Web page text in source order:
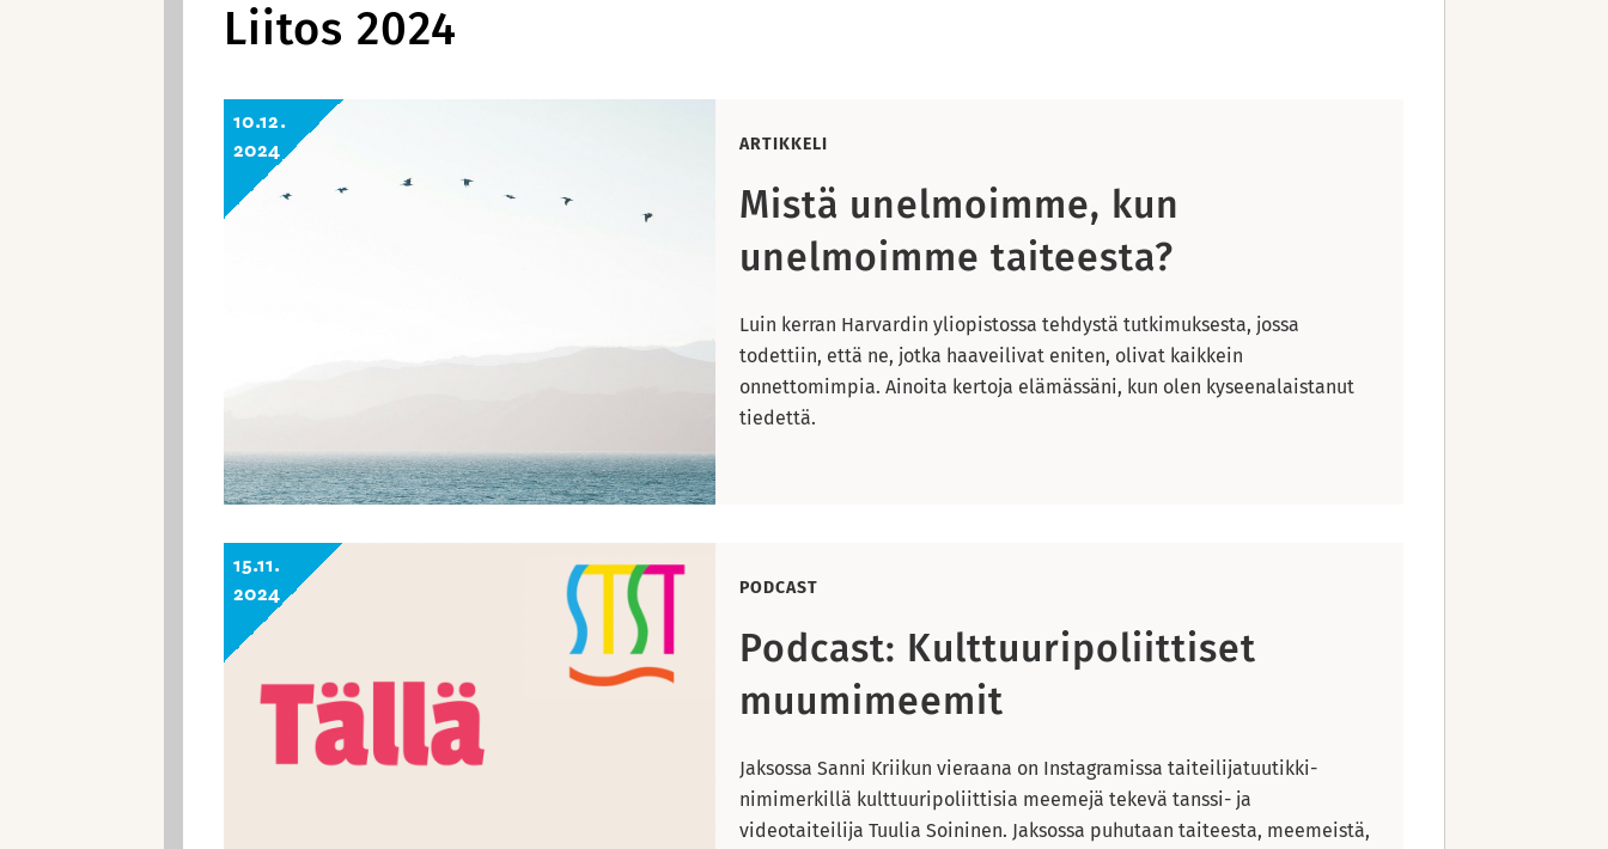
Liitos 2024
10.12.
2024
ARTIKKELI
Mistä unelmoimme, kun
unelmoimme taiteesta?
Luin kerran Harvardin yliopistossa tehdystä tutkimuksesta, jossa
todettiin, että ne, jotka haaveilivat eniten, olivat kaikkein
onnettomimpia. Ainoita kertoja elämässäni, kun olen kyseenalaistanut
tiedettä.
15.11.
2024
PODCAST
Podcast: Kulttuuripoliittiset
muumimeemit
Jaksossa Sanni Kriikun vieraana on Instagramissa taiteilijatuutikki-
nimimerkillä kulttuuripoliittisia meemejä tekevä tanssi- ja
videotaiteilija Tuulia Soininen. Jaksossa puhutaan taiteesta, meemeistä,